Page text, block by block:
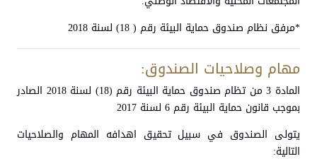
*مرفق نظام صندوق حماية البيئة رقم ( 18) لسنة 2018
مهام وصلاحيات الصندوق:
المادة 3 من تظام صندوق حماية البيئة رقم (18) لسنة 2018 الصادر
بموجب قانون حماية البيئة رقم 6 لسنة 2017
يتولى الصندوق في سبيل تحقيق اهدافه المهام والصلاحيات
التالية: